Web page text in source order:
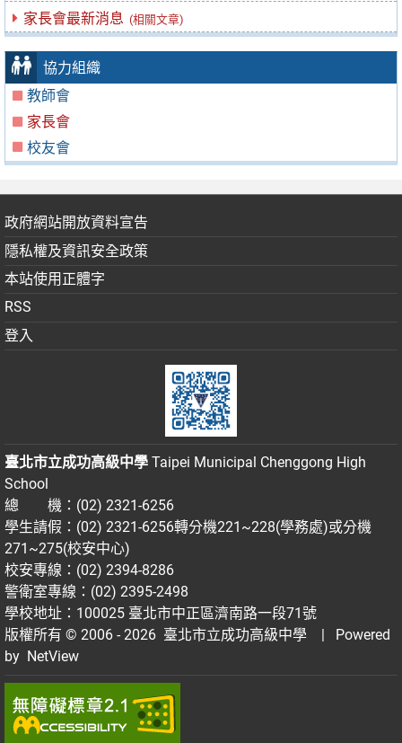
家長會最新消息 (相關文章)
協力組織
教師會
家長會
校友會
政府網站開放資料宣告
隱私權及資訊安全政策
本站使用正體字
RSS
登入
臺北市立成功高級中學 Taipei Municipal Chenggong High
School
總 機：(02) 2321-6256
學生請假：(02) 2321-6256轉分機221~228(學務處)或分機
271~275(校安中心)
校安專線：(02) 2394-8286
警衛室專線：(02) 2395-2498
學校地址：100025 臺北市中正區濟南路一段71號
版權所有 © 2006 - 2026 臺北市立成功高級中學
| Powered
by NetView